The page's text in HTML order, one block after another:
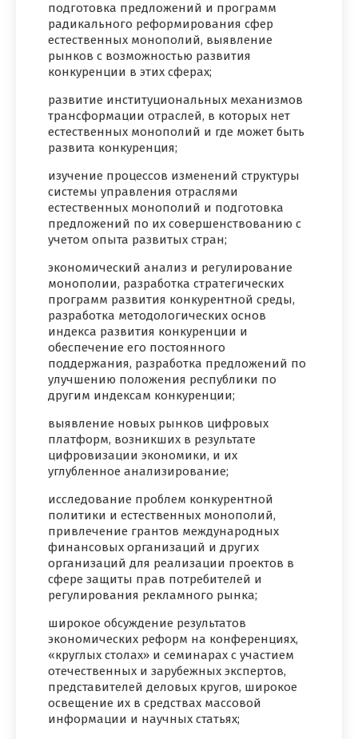
подготовка предложений и программ
радикального реформирования сфер
естественных монополий, выявление
рынков с возможностью развития
конкуренции в этих сферах;
развитие институциональных механизмов
трансформации отраслей, в которых нет
естественных монополий и где может быть
развита конкуренция;
изучение процессов изменений структуры
системы управления отраслями
естественных монополий и подготовка
предложений по их совершенствованию с
учетом опыта развитых стран;
экономический анализ и регулирование
монополии, разработка стратегических
программ развития конкурентной среды,
разработка методологических основ
индекса развития конкуренции и
обеспечение его постоянного
поддержания, разработка предложений по
улучшению положения республики по
другим индексам конкуренции;
выявление новых рынков цифровых
платформ, возникших в результате
цифровизации экономики, и их
углубленное анализирование;
исследование проблем конкурентной
политики и естественных монополий,
привлечение грантов международных
финансовых организаций и других
организаций для реализации проектов в
сфере защиты прав потребителей и
регулирования рекламного рынка;
широкое обсуждение результатов
экономических реформ на конференциях,
«круглых столах» и семинарах с участием
отечественных и зарубежных экспертов,
представителей деловых кругов, широкое
освещение их в средствах массовой
информации и научных статьях;